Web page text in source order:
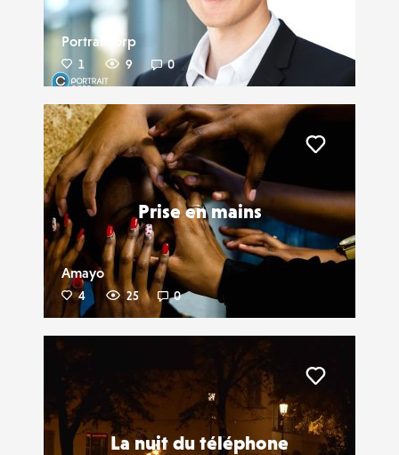
Portraitcorp
1 9 0
Prise en mains
Amayo
4 25 0
La nuit du téléphone